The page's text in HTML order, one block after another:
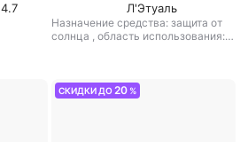
4.7
Л'Этуаль
Назначение средства: защита от
солнца , область использования:
СКИДКИ ДО20 %